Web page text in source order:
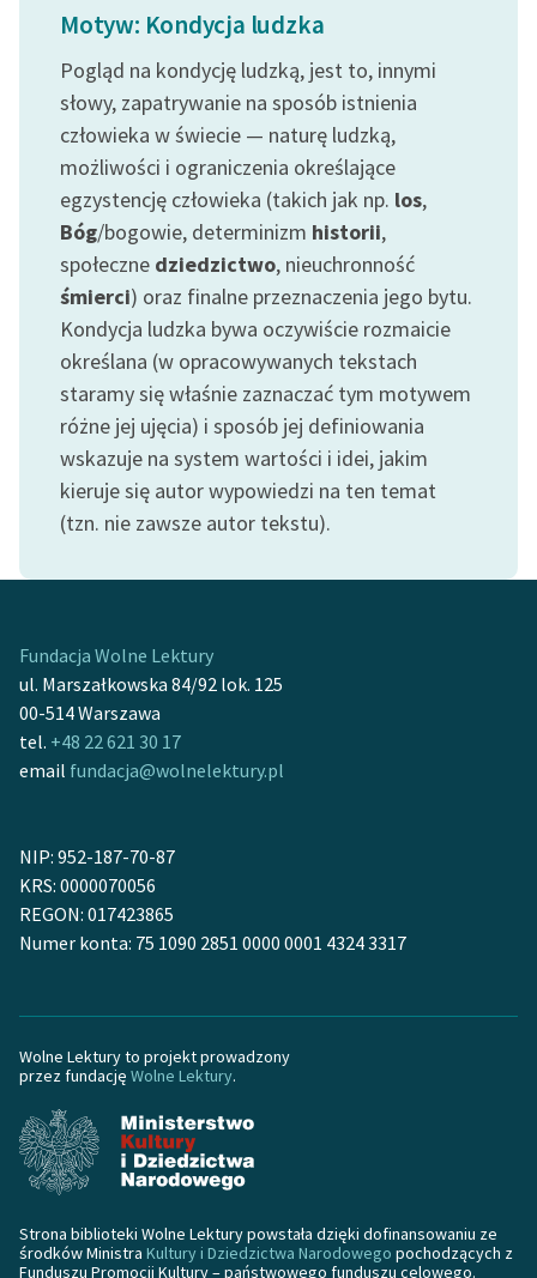
sprawozdania finansowe
Regulamin darowizn
Informacja o treściach
wrażliwych
Deklaracja dostępności
Motyw: Kondycja ludzka
Pogląd na kondycję ludzką, jest to, innymi
słowy, zapatrywanie na sposób istnienia
człowieka w świecie — naturę ludzką,
możliwości i ograniczenia określające
egzystencję człowieka (takich jak np. los,
Bóg/bogowie, determinizm historii,
społeczne dziedzictwo, nieuchronność
śmierci) oraz finalne przeznaczenia jego bytu.
Kondycja ludzka bywa oczywiście rozmaicie
określana (w opracowywanych tekstach
staramy się właśnie zaznaczać tym motywem
różne jej ujęcia) i sposób jej definiowania
wskazuje na system wartości i idei, jakim
kieruje się autor wypowiedzi na ten temat
(tzn. nie zawsze autor tekstu).
Fundacja Wolne Lektury
ul. Marszałkowska 84/92 lok. 125
00-514 Warszawa
tel. +48 22 621 30 17
email fundacja@wolnelektury.pl
NIP: 952-187-70-87
KRS: 0000070056
REGON: 017423865
Numer konta: 75 1090 2851 0000 0001 4324 3317
Wolne Lektury to projekt prowadzony
przez fundację Wolne Lektury.
Strona biblioteki Wolne Lektury powstała dzięki dofinansowaniu ze
środków Ministra Kultury i Dziedzictwa Narodowego pochodzących z
Funduszu Promocji Kultury – państwowego funduszu celowego.